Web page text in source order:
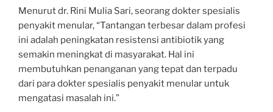
Menurut dr. Rini Mulia Sari, seorang dokter spesialis
penyakit menular, “Tantangan terbesar dalam profesi
ini adalah peningkatan resistensi antibiotik yang
semakin meningkat di masyarakat. Hal ini
membutuhkan penanganan yang tepat dan terpadu
dari para dokter spesialis penyakit menular untuk
mengatasi masalah ini.”